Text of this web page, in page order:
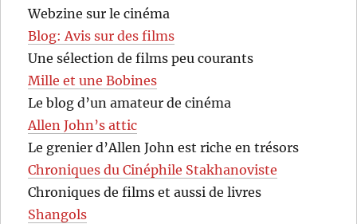
Webzine sur le cinéma
Blog: Avis sur des films
Une sélection de films peu courants
Mille et une Bobines
Le blog d’un amateur de cinéma
Allen John’s attic
Le grenier d’Allen John est riche en trésors
Chroniques du Cinéphile Stakhanoviste
Chroniques de films et aussi de livres
Shangols